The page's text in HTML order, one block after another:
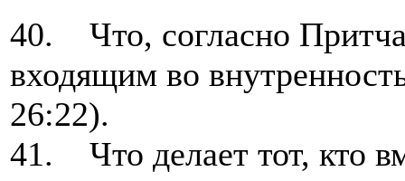
40. Что, согласно
входящим во
26:22).
41. Что делает тот, кто